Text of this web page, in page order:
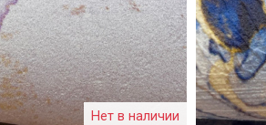
Нет в наличии